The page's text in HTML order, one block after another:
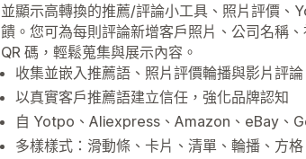
並顯示高轉換的推薦/評論小工具、照片評價
饋。您可為每則評論新增客戶照片、公司名稱
QR 碼，輕鬆蒐集與展示內容。
收集並嵌入推薦語、照片評價輪播與影片評
以真實客戶推薦語建立信任，強化品牌認知
自 Yotpo、Aliexpress、Amazon、eBay、
多樣樣式：滑動條、卡片、清單、輪播、方格